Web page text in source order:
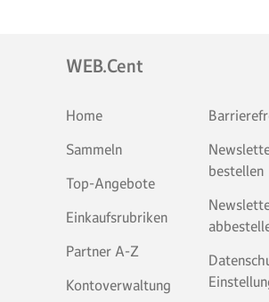
WEB.Cent
Home
Sammeln
Top-Angebote
Einkaufsrubriken
Partner A-Z
Kontoverwaltung
bestellen